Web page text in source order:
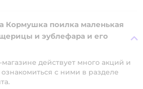
Кормушка поилка маленькая
и эублефара и его
действует много акций и
с ними в разделе